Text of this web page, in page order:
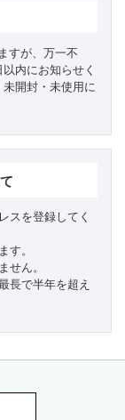
すが、万一不
内にお知らせく
開封・未使用に
スを登録してく
す。
せん。
長で半年を超え